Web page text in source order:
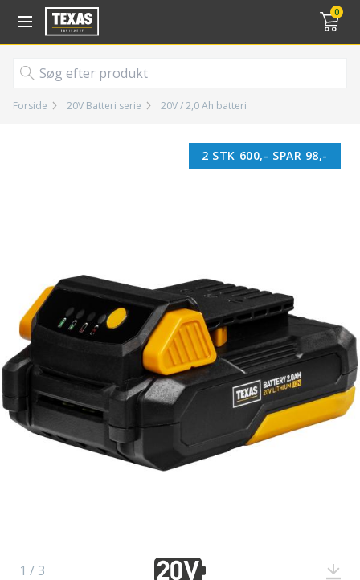
0
Gå til kurv (
Forside 20V Batteri serie 20V / 2,0 Ah batteri
1 / 3
2 STK 600,- SPAR 98,-